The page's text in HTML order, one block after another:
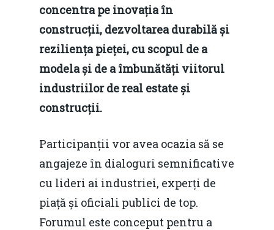
concentra pe inovația în
construcții, dezvoltarea durabilă și
reziliența pieței, cu scopul de a
modela și de a îmbunătăți viitorul
industriilor de real estate și
construcții.
Participanții vor avea ocazia să se
angajeze în dialoguri semnificative
cu lideri ai industriei, experți de
piață și oficiali publici de top.
Forumul este conceput pentru a